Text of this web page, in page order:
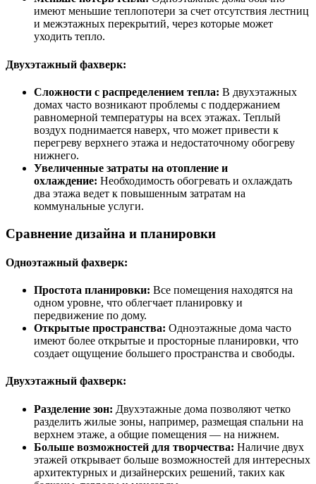
имеют меньшие теплопотери за счет отсутствия лестниц
и межэтажных перекрытий, через которые может
уходить тепло.
Двухэтажный фахверк:
Сложности с распределением тепла: В двухэтажных
домах часто возникают проблемы с поддержанием
равномерной температуры на всех этажах. Теплый
воздух поднимается наверх, что может привести к
перегреву верхнего этажа и недостаточному обогреву
нижнего.
Увеличенные затраты на отопление и
охлаждение: Необходимость обогревать и охлаждать
два этажа ведет к повышенным затратам на
коммунальные услуги.
Сравнение дизайна и планировки
Одноэтажный фахверк:
Простота планировки: Все помещения находятся на
одном уровне, что облегчает планировку и
передвижение по дому.
Открытые пространства: Одноэтажные дома часто
имеют более открытые и просторные планировки, что
создает ощущение большего пространства и свободы.
Двухэтажный фахверк:
Разделение зон: Двухэтажные дома позволяют четко
разделить жилые зоны, например, размещая спальни на
верхнем этаже, а общие помещения — на нижнем.
Больше возможностей для творчества: Наличие двух
этажей открывает больше возможностей для интересных
архитектурных и дизайнерских решений, таких как